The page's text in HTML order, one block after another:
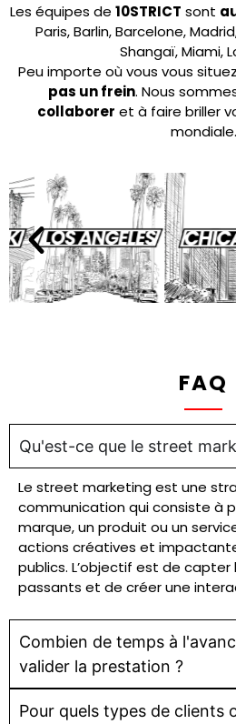
Les équipes de 10STRICT sont
Paris, Barlin, Barcelone,
Shangaï, Miami,
Peu importe où vous vous
pas un frein. Nous
collaborer et à faire briller
mondiale.
FAQ
Qu'est-ce que le street
Le street marketing est une
communication qui consiste à
marque, un produit ou un
actions créatives et
publics. L’objectif est de capter
passants et de créer une
Combien de temps à
valider la prestation ?
Pour quels types de clients